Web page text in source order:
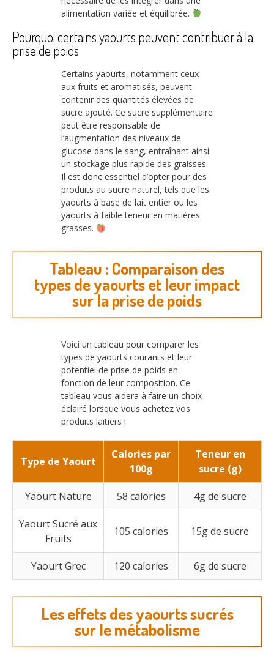
alimentation variée et équilibrée.
Pourquoi certains yaourts peuvent contribuer à la
prise de poids
Certains yaourts, notamment ceux
aux fruits et aromatisés, peuvent
contenir des quantités élevées de
sucre ajouté. Ce sucre supplémentaire
peut être responsable de
l’augmentation des niveaux de
glucose dans le sang, entraînant ainsi
un stockage plus rapide des graisses.
Il est donc essentiel d’opter pour des
produits au sucre naturel, tels que les
yaourts à base de lait entier ou les
yaourts à faible teneur en matières
grasses.
Tableau : Comparaison des
types de yaourts et leur impact
sur la prise de poids
Voici un tableau pour comparer les
types de yaourts courants et leur
potentiel de prise de poids en
fonction de leur composition. Ce
tableau vous aidera à faire un choix
éclairé lorsque vous achetez vos
produits laitiers !
Type de Yaourt
Calories par
100g
Teneur en
sucre (g)
Yaourt Nature 58 calories 4g de sucre
Yaourt Sucré aux
Fruits
105 calories 15g de sucre
Yaourt Grec 120 calories 6g de sucre
Les effets des yaourts sucrés
sur le métabolisme